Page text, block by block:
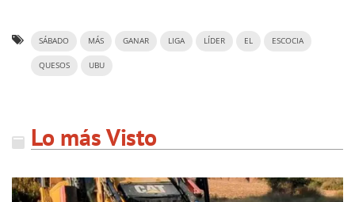
SÁBADO MÁS GANAR LIGA LÍDER EL ESCOCIA
QUESOS UBU
Lo más Visto